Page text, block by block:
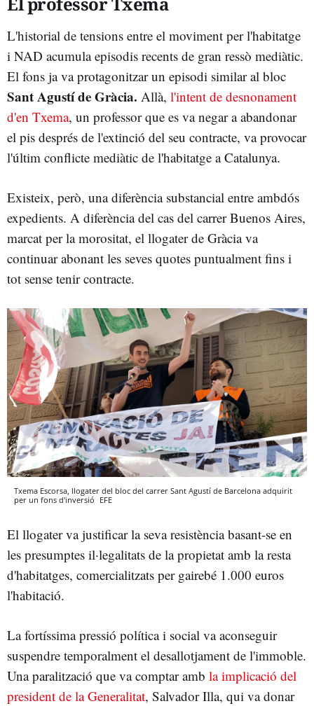
L'historial de tensions entre el moviment per l'habitatge
i NAD acumula episodis recents de gran ressò mediàtic.
El fons ja va protagonitzar un episodi similar al bloc
Sant Agustí de Gràcia. Allà, l'intent de desnonament
d'en Txema, un professor que es va negar a abandonar
el pis després de l'extinció del seu contracte, va provocar
l'últim conflicte mediàtic de l'habitatge a Catalunya.
Existeix, però, una diferència substancial entre ambdós
expedients. A diferència del cas del carrer Buenos Aires,
marcat per la morositat, el llogater de Gràcia va
continuar abonant les seves quotes puntualment fins i
tot sense tenir contracte.
Txema Escorsa, llogater del bloc del carrer Sant Agustí de Barcelona adquirit
per un fons d'inversió EFE
El llogater va justificar la seva resistència basant-se en
les presumptes il·legalitats de la propietat amb la resta
d'habitatges, comercialitzats per gairebé 1.000 euros
l'habitació.
La fortíssima pressió política i social va aconseguir
suspendre temporalment el desallotjament de l'immoble.
Una paralització que va comptar amb la implicació del
president de la Generalitat, Salvador Illa, qui va donar